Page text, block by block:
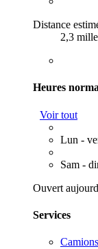
Distance
2,3
Heures
Voir tout
Lun -
Sam -
Ouvert
Services